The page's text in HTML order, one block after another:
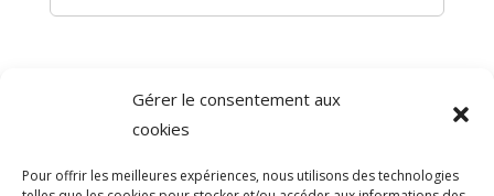
Gérer le consentement aux
cookies
Pour offrir les meilleures expériences, nous utilisons des technologies
Direction de l'information légale et administrative
comarquage developpé par